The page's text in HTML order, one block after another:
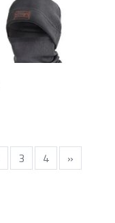
3 4 »